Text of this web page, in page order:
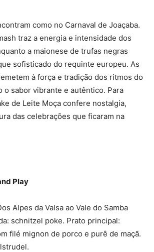
como no Carnaval de Joaçaba.
traz a energia e intensidade dos
a maionese de trufas negras
sofisticado do requinte europeu. As
à força e tradição dos ritmos do
o sabor vibrante e autêntico. Para
de Leite Moça confere nostalgia,
das celebrações que ficaram na
Play
Alpes da Valsa ao Vale do Samba
schnitzel poke. Prato principal:
filé mignon de porco e purê de maçã.